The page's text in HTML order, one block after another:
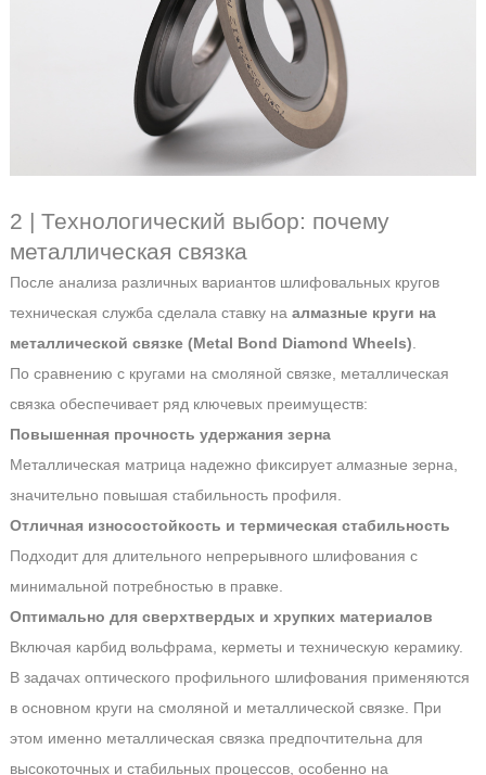
2 | Технологический выбор: почему
металлическая связка
После анализа различных вариантов шлифовальных кругов
техническая служба сделала ставку на алмазные круги на
металлической связке (Metal Bond Diamond Wheels)
По сравнению с кругами на смоляной связке, металлическая
связка обеспечивает ряд ключевых преимуществ:
Повышенная прочность удержания зерна
Металлическая матрица надежно фиксирует алмазные зерна,
значительно повышая стабильность профиля.
Отличная износостойкость и термическая стабильность
Подходит для длительного непрерывного шлифования с
минимальной потребностью в правке.
Оптимально для сверхтвердых и хрупких материалов
Включая карбид вольфрама, керметы и техническую керамику.
В задачах оптического профильного шлифования применяются
в основном круги на смоляной и металлической связке. При
этом именно металлическая связка предпочтительна для
высокоточных и стабильных процессов, особенно на